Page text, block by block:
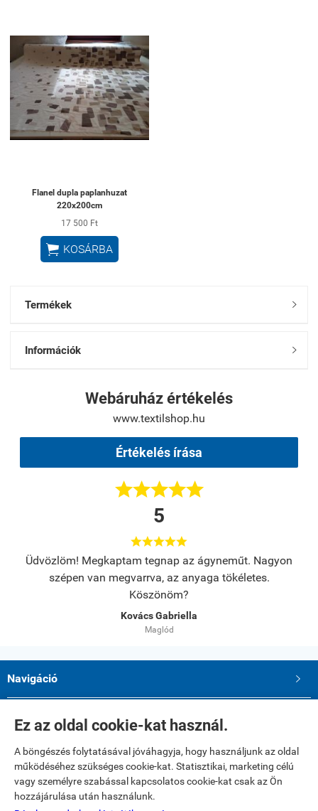
Ez az oldal cookie-kat használ.
A böngészés folytatásával jóváhagyja, hogy használjunk az oldal
működéséhez szükséges cookie-kat. Statisztikai, marketing célú
vagy személyre szabással kapcsolatos cookie-kat csak az Ön
hozzájárulása után használunk.
Flanel dupla paplanhuzat
220x200cm
17 500 Ft
 KOSÁRBA
Termékek 
Információk 
Webáruház értékelés
www.textilshop.hu
Értékelés írása

5

Üdvözlöm! Megkaptam tegnap az ágyneműt. Nagyon
szépen van megvarrva, az anyaga tökéletes.
Köszönöm?
Kovács Gabriella
Maglód
Navigáció 
Saját fiók
Elérhetőségek
Paku Andrea ev.
2234 Maglód, Dózsa György utca 39
Telefon: 06 20 321 23 77